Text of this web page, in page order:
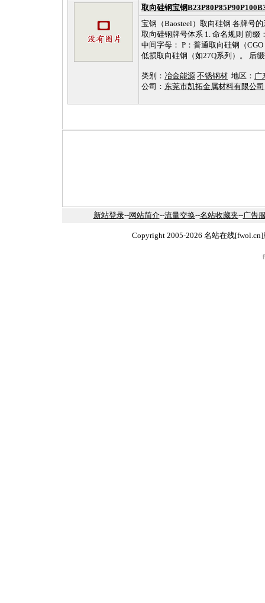
取向硅钢宝钢
宝钢（Baosteel）取向硅钢 各牌号
取向硅钢牌号体系 1. 命名规则 前
中间字母： P：普通取向硅钢（
低损取向硅钢（如27Q系列）。 后
类别： 冶金能源 不锈钢材 地区： 广
公司： 东莞市凯拓金属材料有限公司
新站登录--网站简介--流量交换--名站收藏夹--广告
Copyright 2005-2026 名站在线